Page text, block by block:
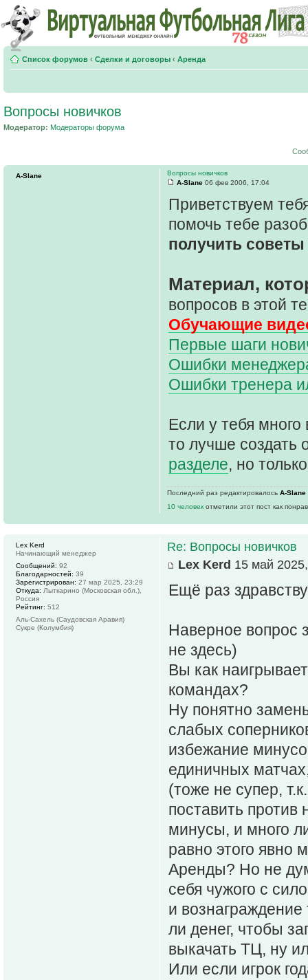
Список форумов ‹ Сделки и договоры ‹ Аренда
Вопросы новичков
Модератор: Модераторы форума
Вопросы новичков
A-Slane 06 фев 2006, 17:04
Приветствуем
помочь тебе
получить советы
Материал,
вопросов в этой
Обучающие
Первые шаги
Ошибки
Ошибки тренера
Если у тебя много
то лучше создать
разделе, но
Последний раз редактировалось A-Slane
10 человек отметили этот пост как
A-Slane
Re: Вопросы новичков
Lex Kerd 15 май
Ещё раз
Наверное вопрос
не здесь)
Вы как
командах?
Ну понятно
слабых
избежание
единичных
(тоже не супер,
поставить против
минусы, и много
равно этого явно
Аренды? Но не
себя чужого с
и вознаграждение
ли денег, чтобы
выкачать ТЦ, ну
Или если игрок
Lex Kerd
Начинающий менеджер
Сообщений: 92
Благодарностей: 39
Зарегистрирован: 27 мар 2025, 23:29
Откуда: Лыткарино (Московская обл.),
Россия
Рейтинг: 512
Аль-Сахель (Саудовская Аравия)
Сукре (Колумбия)